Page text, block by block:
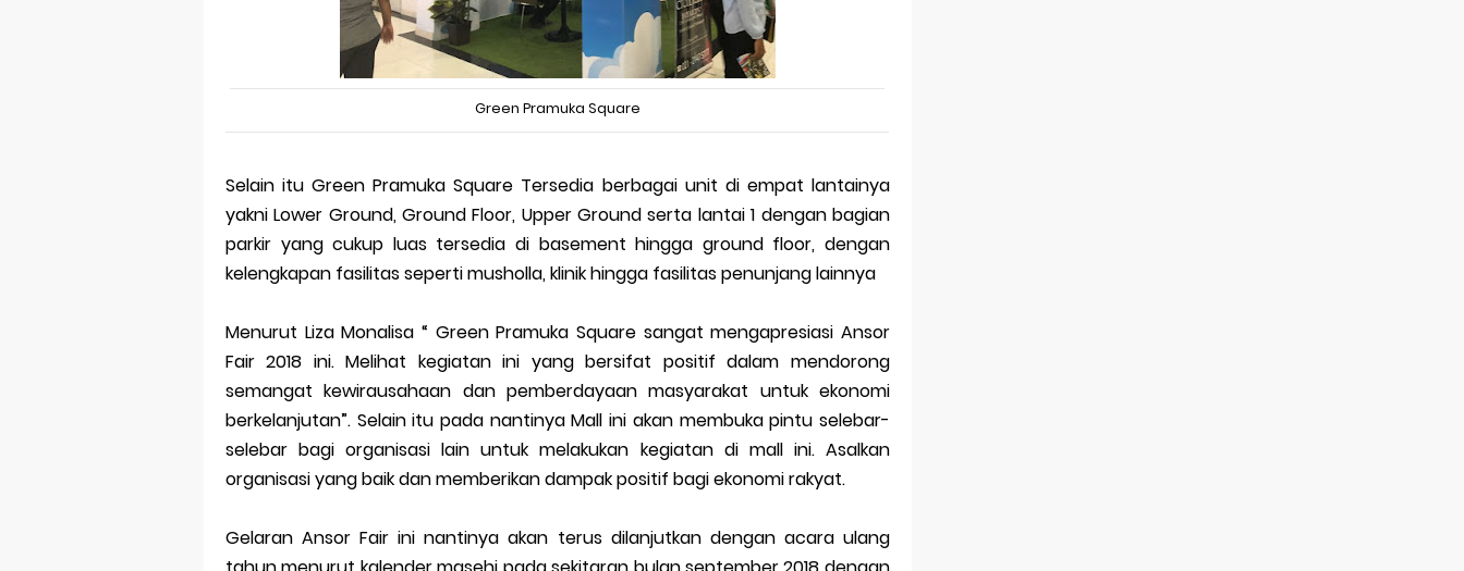
Green Pramuka Square
Selain itu Green Pramuka Square Tersedia berbagai unit di empat lantainya
yakni Lower Ground, Ground Floor, Upper Ground serta lantai 1 dengan bagian
parkir yang cukup luas tersedia di basement hingga ground floor, dengan
kelengkapan fasilitas seperti musholla, klinik hingga fasilitas penunjang lainnya
Menurut Liza Monalisa “ Green Pramuka Square sangat mengapresiasi Ansor
Fair 2018 ini. Melihat kegiatan ini yang bersifat positif dalam mendorong
semangat kewirausahaan dan pemberdayaan masyarakat untuk ekonomi
berkelanjutan”. Selain itu pada nantinya Mall ini akan membuka pintu selebar-
selebar bagi organisasi lain untuk melakukan kegiatan di mall ini. Asalkan
organisasi yang baik dan memberikan dampak positif bagi ekonomi rakyat.
Gelaran Ansor Fair ini nantinya akan terus dilanjutkan dengan acara ulang